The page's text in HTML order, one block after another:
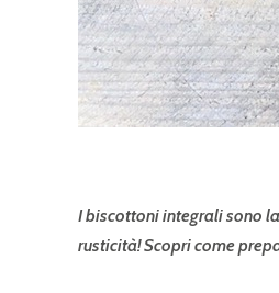
I biscottoni integrali sono
rusticità! Scopri come